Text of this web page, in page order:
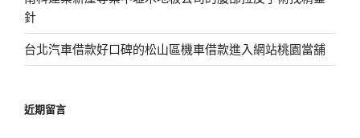
針
台北汽車借款好口碑的松山區機車借款進入網站桃園當舖
近期留言